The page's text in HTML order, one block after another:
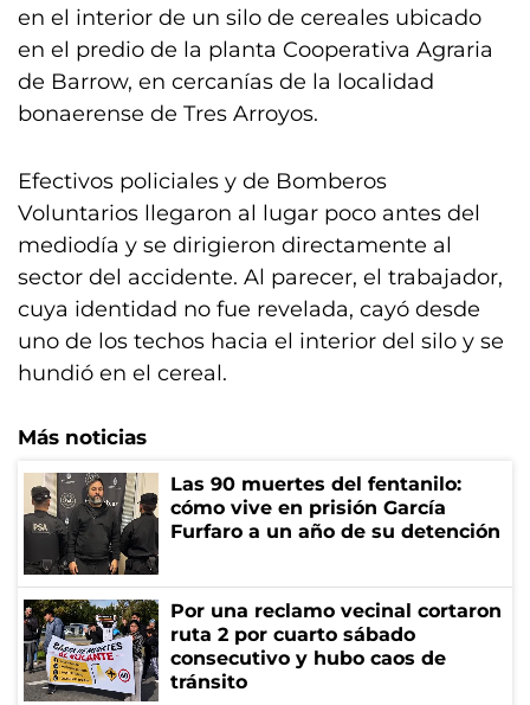
en el interior de un silo de cereales ubicado
en el predio de la planta Cooperativa Agraria
de Barrow, en cercanías de la localidad
bonaerense de Tres Arroyos.
Efectivos policiales y de Bomberos
Voluntarios llegaron al lugar poco antes del
mediodía y se dirigieron directamente al
sector del accidente. Al parecer, el trabajador,
cuya identidad no fue revelada, cayó desde
uno de los techos hacia el interior del silo y se
hundió en el cereal.
Más noticias
Las 90 muertes del fentanilo:
cómo vive en prisión García
Furfaro a un año de su detención
Por una reclamo vecinal cortaron
ruta 2 por cuarto sábado
consecutivo y hubo caos de
tránsito